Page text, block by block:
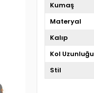
Kumaş
Materyal
Kalıp
Kol Uzunluğu
Stil